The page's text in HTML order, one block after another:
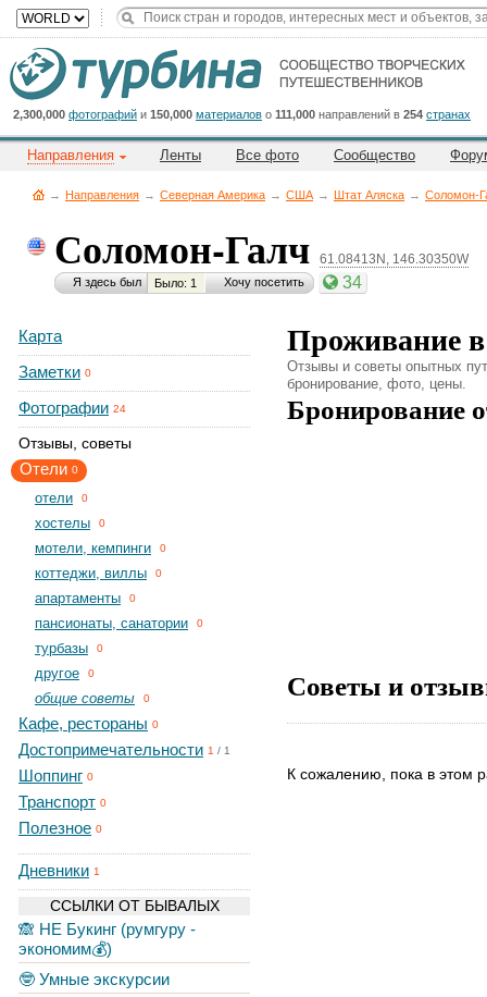
2,300,000 фотографий и 150,000 материалов о 111,000 направлений в 254 странах
Направления Ленты Все фото Сообщество
→ Направления → Северная Америка → CША → Штат Аляска → Соломон-
Соломон-Галч 61.08413N, 146.30350W
Я здесь был Было: 1 Хочу посетить 34
Карта
Заметки 0
Фотографии 24
Отзывы, советы
Отели 0
отели 0
хостелы 0
мотели, кемпинги 0
коттеджи, виллы 0
апартаменты 0
пансионаты, санатории 0
турбазы 0
другое 0
общие советы 0
Кафе, рестораны 0
Достопримечательности 1 / 1
Шоппинг 0
Транспорт 0
Полезное 0
Дневники 1
ССЫЛКИ ОТ БЫВАЛЫХ
🙈 НЕ Букинг (румгуру -
экономим💰)
🤓 Умные экскурсии
Проживание
Отзывы и советы опытных
бронирование, фото, цены.
Бронирование
Советы и
К сожалению, пока в этом
Cейчас
на
сайте:
Title
Button